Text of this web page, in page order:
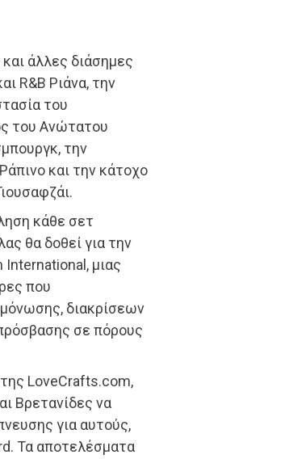
άλλες διάσημες
R&B Ριάνα, την
του
του Ανώτατου
την
και την κάτοχο
κάθε σετ
θα δοθεί για την
μιας
που
διακρίσεων
σε πόρους
της LoveCrafts.com,
Βρετανίδες να
για αυτούς,
Τα αποτελέσματα